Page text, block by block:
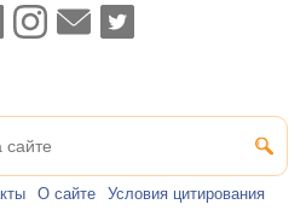
О сайте Условия цитирования